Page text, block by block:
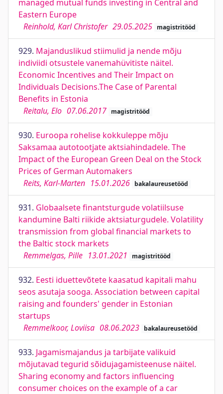
managed mutual funds investing in Central and
Eastern Europe
Reinhold, Karl Christofer 29.05.2025 magistritööd
929. Majanduslikud stiimulid ja nende mõju
indiviidi otsustele vanemahüvitiste näitel.
Economic Incentives and Their Impact on
Individuals Decisions.The Case of Parental
Benefits in Estonia
Reitalu, Elo 07.06.2017 magistritööd
930. Euroopa rohelise kokkuleppe mõju
Saksamaa autotootjate aktsiahindadele. The
Impact of the European Green Deal on the Stock
Prices of German Automakers
Reits, Karl-Marten 15.01.2026 bakalaureusetööd
931. Globaalsete finantsturgude volatiilsuse
kandumine Balti riikide aktsiaturgudele. Volatility
transmission from global financial markets to
the Baltic stock markets
Remmelgas, Pille 13.01.2021 magistritööd
932. Eesti iduettevõtete kaasatud kapitali mahu
seos asutaja sooga. Association between capital
raising and founders' gender in Estonian
startups
Remmelkoor, Loviisa 08.06.2023 bakalaureusetööd
933. Jagamismajandus ja tarbijate valikuid
mõjutavad tegurid sõidujagamisteenuse näitel.
Sharing economy and factors influencing
consumer choices on the example of a car